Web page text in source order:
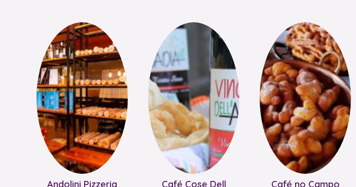
Andolini Pizzeria
Café Cose Dell
Café no Campo